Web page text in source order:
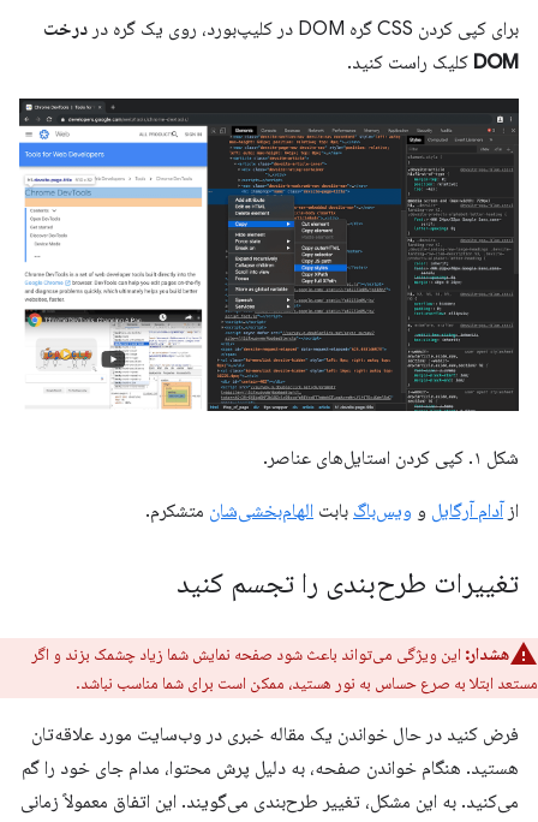
برای کپی کردن CSS گره DOM در کلیپ‌بورد، روی یک گره در
درخت
DOM کلیک راست کنید.
شکل ۱. کپی کردن استایل‌های عناصر.
از آدام آرگایل و ویس‌باگ بابت الهام‌بخشی‌شان متشکرم.
تغییرات طرح‌بندی را تجسم کنید
هشدار: این ویژگی می‌تواند باعث شود صفحه نمایش شما زیاد چشمک بزند و اگر
مستعد ابتلا به صرع حساس به نور هستید، ممکن است برای شما مناسب نباشد.
فرض کنید در حال خواندن یک مقاله خبری در وب‌سایت مورد علاقه‌تان
هستید. هنگام خواندن صفحه، به دلیل پرش محتوا، مدام جای خود را گم
می‌کنید. به این مشکل، تغییر طرح‌بندی می‌گویند. این اتفاق معمولاً زمانی